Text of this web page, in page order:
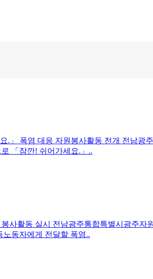
」 폭염 대응 자원봉사활동 전개 전남광
「잠깐! 쉬어가세요.」..
사활동 실시 전남광주통합특별시광주
동자에게 전달할 폭염..